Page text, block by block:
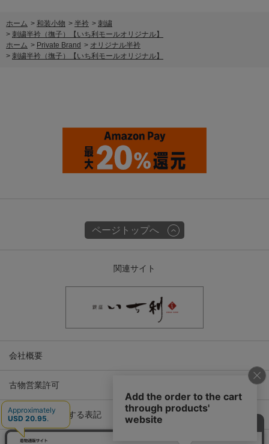
ホーム > 和装小物 > 半衿 > 刺繍
> 刺繍半衿（撫子）【いち利モールオリジナル】
ホーム > Private Brand > オリジナル半衿
> 刺繍半衿（撫子）【いち利モールオリジナル】
ページトップへ
関連サイト
会社概要
古物営業許可
特定商取引に関する表記